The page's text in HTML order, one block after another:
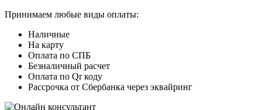
Принимаем любые виды оплаты:
Наличные
На карту
Оплата по СПБ
Безналичный расчет
Оплата по Qr коду
Рассрочка от Сбербанка через эквайринг